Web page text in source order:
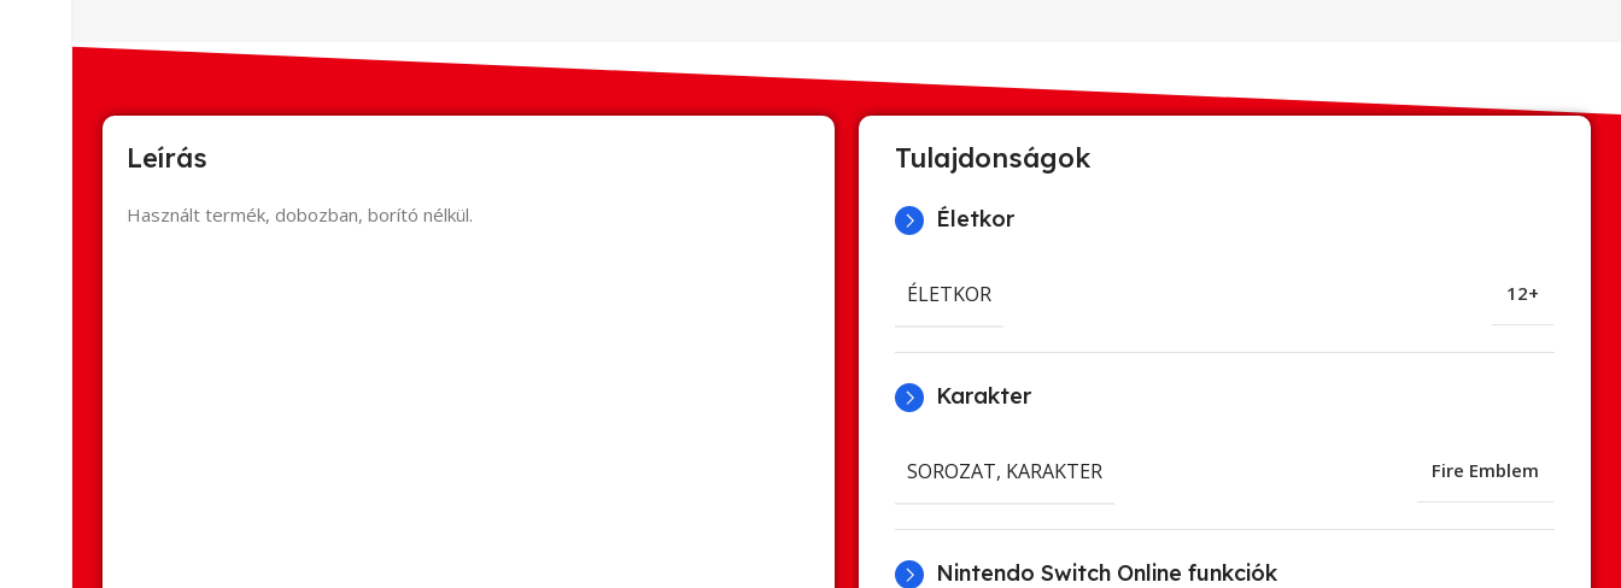
Leírás
Használt termék, dobozban, borító nélkül.
Tulajdonságok
Életkor
ÉLETKOR 12+
Karakter
SOROZAT, KARAKTER Fire Emblem
Nintendo Switch Online funkciók